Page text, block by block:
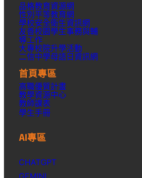
品格教育資源網
性別平等教育網
學校安全衛生資訊網
友善校園學生事務與輔
導工作
大專校院升學活動
二信中學母語日資訊網
首頁專區
高職優質計畫
教學資源中心
教師課表
學生手冊
AI專區
CHATGPT